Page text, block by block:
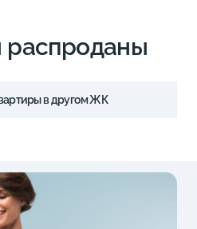
распроданы
в другом ЖК